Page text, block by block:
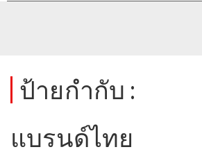
ป้ายกำกับ :
แบรนด์ไทย